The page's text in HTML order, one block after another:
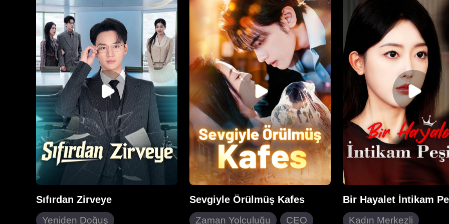
ederek boşandı ve gerçek kimliğini
açıkladı. Tam bu sırada ikinci erkek
onun beklenmedik ışığı oldu. Peki
sonunda kimin yanında yer
alacak...?
yeniden şekillendirir, kadınlara
dayatılan kısıtlamaları yıkar ve güç
ile sevginin tehlikeli oyununda
ustaca hareket eder. Antik sarayın
içindeki çalkantılı dünyada, kendi
efsanevi hayatını yazar.
zorlanan Sarah, aşırı
hayatını kaybetti.
para toplamak amacıyla
düğününe giden Lindsey,
acımasızca aşağılanarak
birlikte kazada hayatını
Ardından mucizevi şekilde
bir yıl öncesine yeniden
Gelecek bilgisini kullanan
Sarah'ın gerçekleri
görmesine, yıkımdan
ve Terrence ile mutluluğu
bulmasına yardım ederek
kaderlerini yeniden yazdı.
Sıfırdan Zirveye
Yeniden Doğuş
Sevgiyle Örülmüş Kafes
Zaman Yolculuğu CEO
Bir Hayalet İntikam
Kadın Merkezli